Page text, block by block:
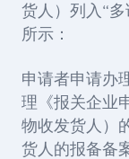
货人）列入“
所示：
申请者申请办
理《报关企业
物收发货人）
货人的报备备